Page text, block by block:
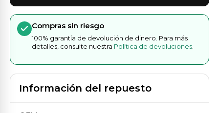
Compras sin riesgo
100% garantía de devolución de dinero. Para más
detalles, consulte nuestra Política de devoluciones
Información del repuesto